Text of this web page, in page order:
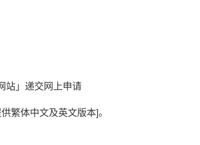
站」递交网上申请
繁体中文及英文版本]。